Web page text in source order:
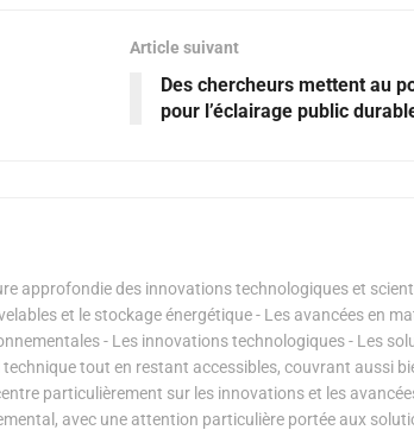
Article suivant
Des chercheurs mettent au
pour l’éclairage public
approfondie des innovations technologiques et
et le stockage énergétique - Les avancées en
- Les innovations technologiques - Les
tout en restant accessibles, couvrant aussi
particulièrement sur les innovations et les
avec une attention particulière portée aux